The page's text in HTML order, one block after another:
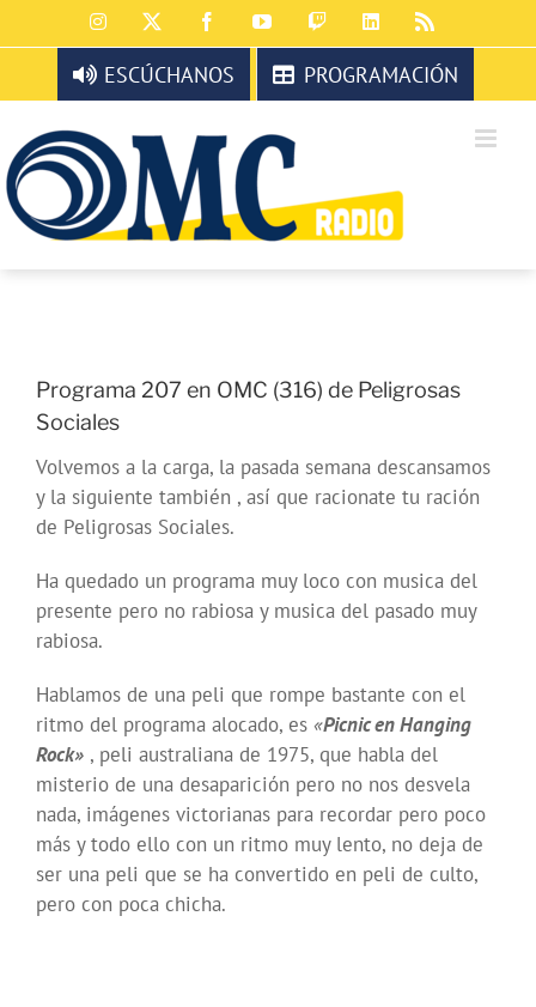
al
contenido
Instagram FacebookYouTubeTwitchLinkedIn
ESCÚCHANOS PROGRAMACIÓN
Programa 207 en OMC (316) de Peligrosas
Sociales
Volvemos a la carga, la pasada semana descansamos
y la siguiente también , así que racionate tu ración
de Peligrosas Sociales.
Ha quedado un programa muy loco con musica del
presente pero no rabiosa y musica del pasado muy
rabiosa.
Hablamos de una peli que rompe bastante con el
ritmo del programa alocado, es «Picnic en Hanging
Rock» , peli australiana de 1975, que habla del
misterio de una desaparición pero no nos desvela
nada, imágenes victorianas para recordar pero poco
más y todo ello con un ritmo muy lento, no deja de
ser una peli que se ha convertido en peli de culto,
pero con poca chicha.